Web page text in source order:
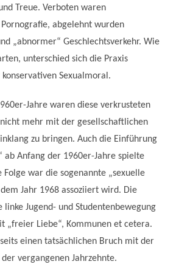
Treue. Verboten waren
abgelehnt wurden
„abnormer“ Geschlechtsverkehr. Wie
unterschied sich die Praxis
Sexualmoral.
Jahre waren diese verkrusteten
mehr mit der gesellschaftlichen
zu bringen. Auch die Einführung
ab Anfang der 1960er-Jahre spielte
Folge war die sogenannte „sexuelle
Jahr 1968 assoziiert wird. Die
linke Jugend- und Studentenbewegung
„freier Liebe“, Kommunen et cetera.
einen tatsächlichen Bruch mit der
vergangenen Jahrzehnte.